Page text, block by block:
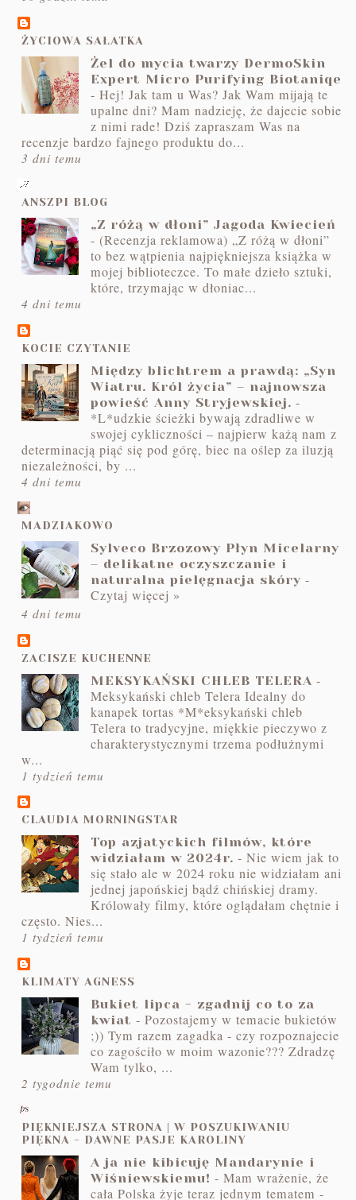
ŻYCIOWA SAŁATKA
Żel do mycia twarzy DermoSkin
Expert Micro Purifying Biotaniqe
-Hej! Jak tam u Was? Jak Wam mijają te
upalne dni? Mam nadzieję, że dajecie sobie
z nimi rade! Dziś zapraszam Was na
recenzje bardzo fajnego produktu do...
3 dni temu
ANSZPI BLOG
„Z różą w dłoni” Jagoda Kwiecień
-(Recenzja reklamowa) „Z różą w dłoni”
to bez wątpienia najpiękniejsza książka w
mojej biblioteczce. To małe dzieło sztuki,
które, trzymając w dłoniac...
4 dni temu
KOCIE CZYTANIE
Między blichtrem a prawdą: „Syn
Wiatru. Król życia” – najnowsza
powieść Anny Stryjewskiej. -
*L*udzkie ścieżki bywają zdradliwe w
swojej cykliczności – najpierw każą nam z
determinacją piąć się pod górę, biec na oślep za iluzją
niezależności, by ...
4 dni temu
MADZIAKOWO
Sylveco Brzozowy Płyn Micelarny
– delikatne oczyszczanie i
naturalna pielęgnacja skóry -
Czytaj więcej »
4 dni temu
ZACISZE KUCHENNE
MEKSYKAŃSKI CHLEB TELERA -
Meksykański chleb Telera Idealny do
kanapek tortas *M*eksykański chleb
Telera to tradycyjne, miękkie pieczywo z
charakterystycznymi trzema podłużnymi
w...
1 tydzień temu
CLAUDIA MORNINGSTAR
Top azjatyckich filmów, które
widziałam w 2024r. -Nie wiem jak to
się stało ale w 2024 roku nie widziałam ani
jednej japońskiej bądź chińskiej dramy.
Królowały filmy, które oglądałam chętnie i
często. Nies...
1 tydzień temu
KLIMATY AGNESS
Bukiet lipca - zgadnij co to za
kwiat -Pozostajemy w temacie bukietów
;)) Tym razem zagadka - czy rozpoznajecie
co zagościło w moim wazonie??? Zdradzę
Wam tylko, ...
2 tygodnie temu
PIĘKNIEJSZA STRONA | W POSZUKIWANIU
PIĘKNA - DAWNE PASJE KAROLINY
A ja nie kibicuję Mandarynie i
Wiśniewskiemu! -Mam wrażenie, że
cała Polska żyje teraz jednym tematem -